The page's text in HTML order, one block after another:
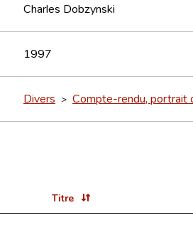
Charles Dobzynski
1997
Divers > Compte-rendu, portrait
Titre